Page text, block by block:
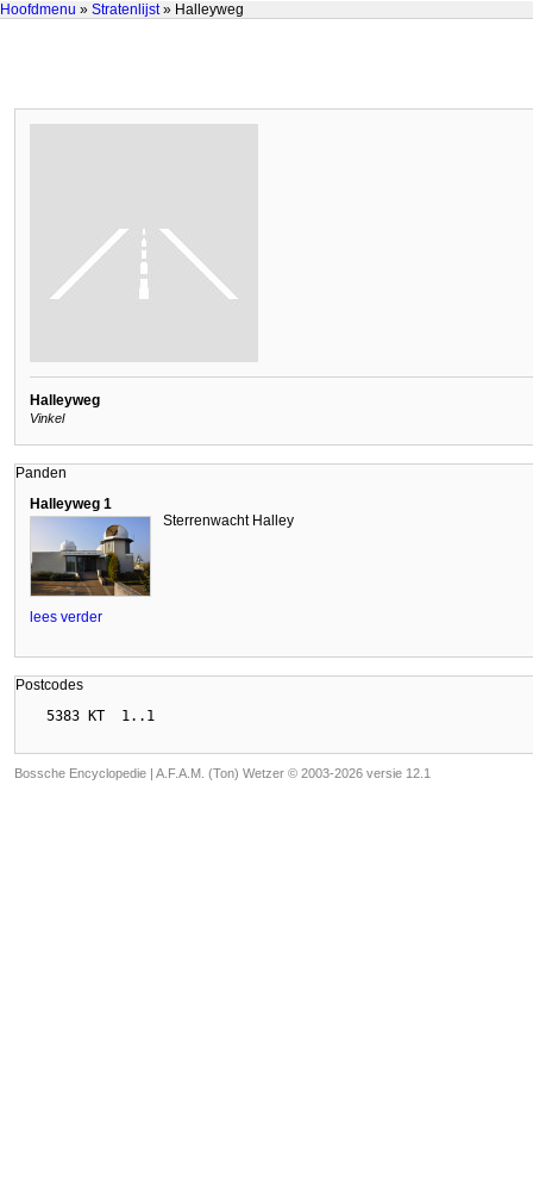
Hoofdmenu » Stratenlijst» Halleyweg
Halleyweg
Vinkel
Panden
Halleyweg 1
Sterrenwacht Halley
lees verder
Postcodes
Bossche Encyclopedie | A.F.A.M. (Ton) Wetzer © 2003-2026 versie 12.1